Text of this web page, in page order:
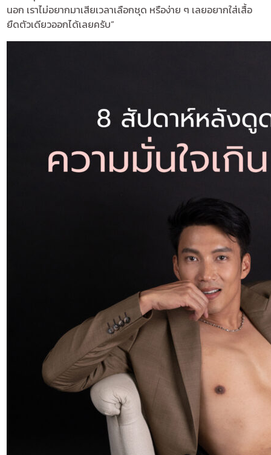
นอก เราไม่อยากมาเสียเวลาเลือกชุด หรือง่าย ๆ เลยอยากใส่เสื้อ
ยืดตัวเดียวออกได้เลยครับ”